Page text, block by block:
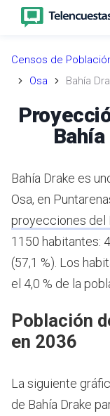
Censos de
Osa
Bahía
Bahía Drake es
Osa, en
proyecciones del
1150 habitantes:
(57,1 %). Los
el 4,0 % de la
Población
en 2036
La siguiente
de Bahía Drake